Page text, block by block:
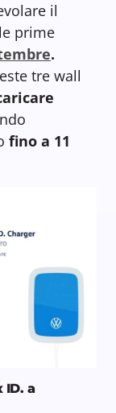
il
prime
.
tre wall
fino a 11
ID. a